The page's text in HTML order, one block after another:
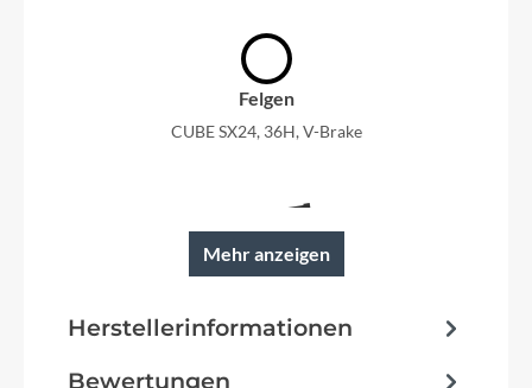
Felgen
CUBE SX24, 36H, V-Brake
Rahmen
Mehr anzeigen
Herstellerinformationen
Bewertungen